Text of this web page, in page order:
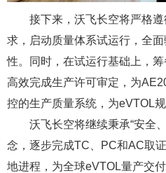
接下来，沃飞长空将严格
求，启动质量体系试运行，全
性。同时，在试运行基础上，
高效完成生产许可审定，为
控的生产质量系统，为eVTOL
沃飞长空将继续秉承“安全
念，逐步完成TC、PC和AC取
地进程，为全球eVTOL量产交付